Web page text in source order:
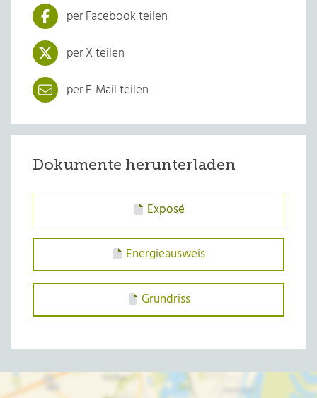
per Facebook teilen
per X teilen
per E-Mail teilen
Dokumente herunterladen
Exposé
Energieausweis
Grundriss